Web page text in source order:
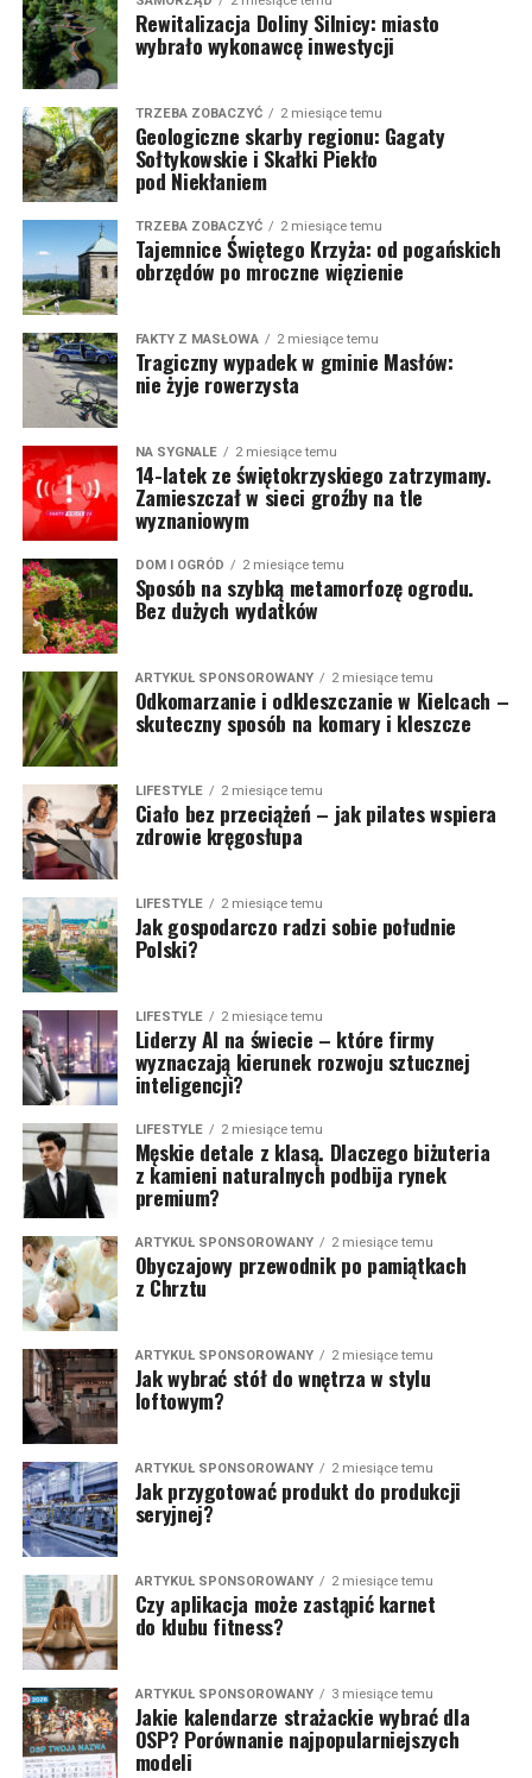
Rewitalizacja Doliny Silnicy: miasto
wybrało wykonawcę inwestycji
TRZEBA ZOBACZYĆ 2 miesiące temu
Geologiczne skarby regionu: Gagaty
Sołtykowskie i Skałki Piekło
pod Niekłaniem
TRZEBA ZOBACZYĆ 2 miesiące temu
Tajemnice Świętego Krzyża: od pogańskich
obrzędów po mroczne więzienie
FAKTY Z MASŁOWA 2 miesiące temu
Tragiczny wypadek w gminie Masłów:
nie żyje rowerzysta
NA SYGNALE 2 miesiące temu
14-latek ze świętokrzyskiego zatrzymany.
Zamieszczał w sieci groźby na tle
wyznaniowym
DOM I OGRÓD 2 miesiące temu
Sposób na szybką metamorfozę ogrodu.
Bez dużych wydatków
ARTYKUŁ SPONSOROWANY 2 miesiące temu
Odkomarzanie i odkleszczanie w Kielcach –
skuteczny sposób na komary i kleszcze
LIFESTYLE 2 miesiące temu
Ciało bez przeciążeń – jak pilates wspiera
zdrowie kręgosłupa
LIFESTYLE 2 miesiące temu
Jak gospodarczo radzi sobie południe
Polski?
LIFESTYLE 2 miesiące temu
Liderzy AI na świecie – które firmy
wyznaczają kierunek rozwoju sztucznej
inteligencji?
LIFESTYLE 2 miesiące temu
Męskie detale z klasą. Dlaczego biżuteria
z kamieni naturalnych podbija rynek
premium?
ARTYKUŁ SPONSOROWANY 2 miesiące temu
Obyczajowy przewodnik po pamiątkach
z Chrztu
ARTYKUŁ SPONSOROWANY 2 miesiące temu
Jak wybrać stół do wnętrza w stylu
loftowym?
ARTYKUŁ SPONSOROWANY 2 miesiące temu
Jak przygotować produkt do produkcji
seryjnej?
ARTYKUŁ SPONSOROWANY 2 miesiące temu
Czy aplikacja może zastąpić karnet
do klubu fitness?
ARTYKUŁ SPONSOROWANY 3 miesiące temu
Jakie kalendarze strażackie wybrać dla
OSP? Porównanie najpopularniejszych
modeli